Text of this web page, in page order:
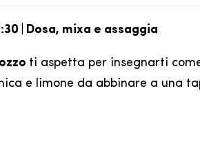
| Dosa, mixa e assaggia
ti aspetta per insegnarti
e limone da abbinare a una